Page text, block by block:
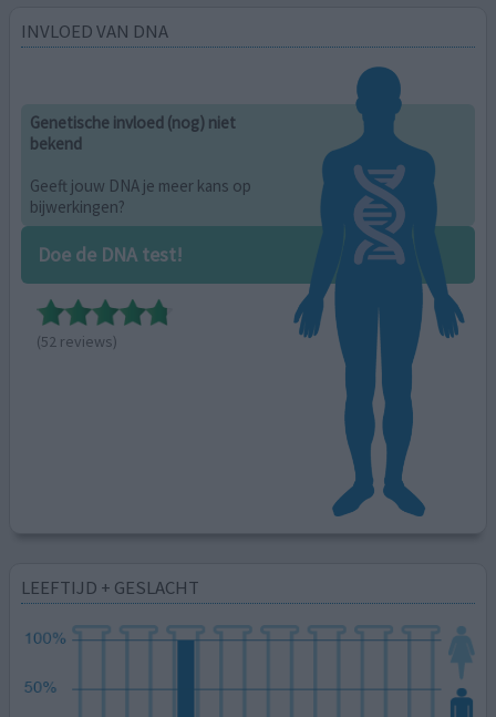
INVLOED VAN DNA
Genetische invloed (nog) niet
bekend
Geeft jouw DNA je meer kans op
bijwerkingen?
Doe de DNA test!
(52 reviews)
LEEFTIJD + GESLACHT